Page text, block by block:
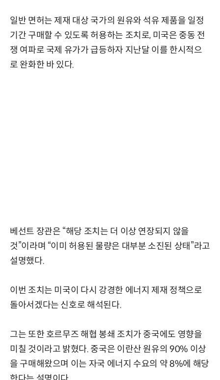
일반 면허는 제재 대상 국가의 원유와 석유 제품을 일정
기간 구매할 수 있도록 허용하는 조치로, 미국은 중동 전
쟁 여파로 국제 유가가 급등하자 지난달 이를 한시적으
로 완화한 바 있다.
베선트 장관은 “해당 조치는 더 이상 연장되지 않을
것”이라며 “이미 허용된 물량은 대부분 소진된 상태”라고
설명했다.
이번 조치는 미국이 다시 강경한 에너지 제재 정책으로
돌아서겠다는 신호로 해석된다.
그는 또한 호르무즈 해협 봉쇄 조치가 중국에도 영향을
미칠 것이라고 밝혔다. 중국은 이란산 원유의 90% 이상
을 구매해왔으며 이는 자국 에너지 수요의 약 8%에 해당